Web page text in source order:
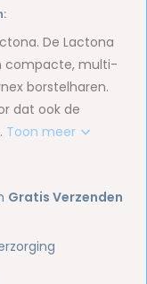
De Lactona
compacte, multi-
borstelharen.
dat ook de
Toon meer
Gratis Verzenden